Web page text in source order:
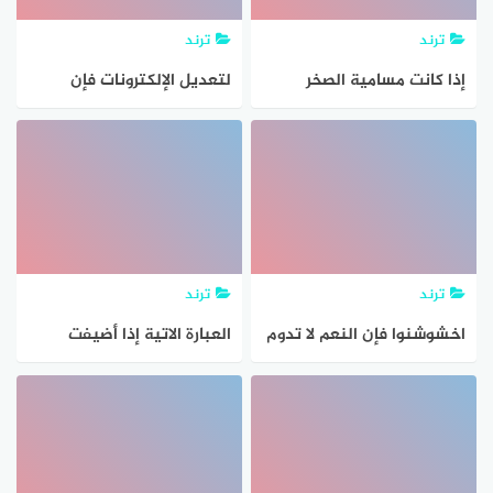
ترند
إذا كانت مسامية الصخر
تساوي ٢٥ %، فإن نسبة
ترند
لتعديل الإلكترونات فإن
استراحة
ترند
اخشوشنوا فإن النعم لا تدوم
ترند
العبارة الاتية إذا أضيفت
قيمة جديدة من البيانات إلى